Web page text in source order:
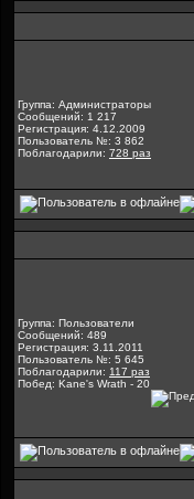
Группа: Администраторы
Сообщений: 1 217
Регистрация: 4.12.2009
Пользователь №: 3 862
Поблагодарили: 728 раз
Группа: Пользователи
Сообщений: 489
Регистрация: 3.11.2011
Пользователь №: 5 645
Поблагодарили: 117 раз
Побед: Kane's Wrath - 20